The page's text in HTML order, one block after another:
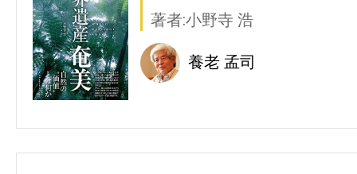
著者:小野寺 浩
養老 孟司